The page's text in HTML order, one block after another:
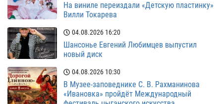
На виниле переиздали «Детскую пластинку»
Вилли Токарева
04.08.2026 16:20
Шансонье Евгений Любимцев выпустил
новый диск
04.08.2026 10:30
В Музее-заповеднике С. В. Рахманинова
«Ивановка» пройдёт Международный